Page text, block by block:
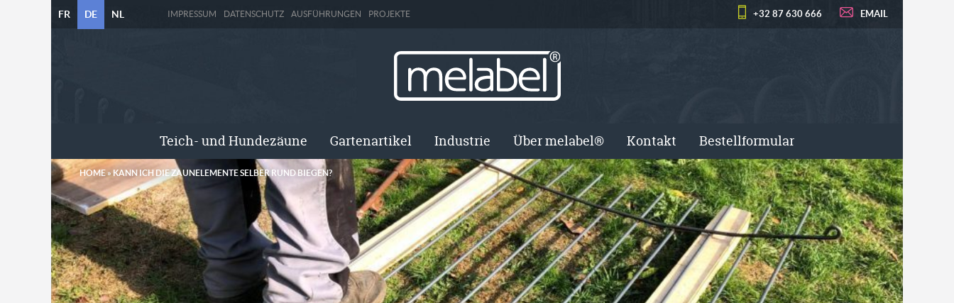
FR DE NL IMPRESSUM DATENSCHUTZ AUSFÜHRUNGEN PROJEKTE +32 87 630 666 EMAIL
Teich- und Hundezäune Gartenartikel Industrie Über melabel® Kontakt Bestellformular
HOME » KANN ICH DIE ZAUNELEMENTE SELBER RUND BIEGEN?